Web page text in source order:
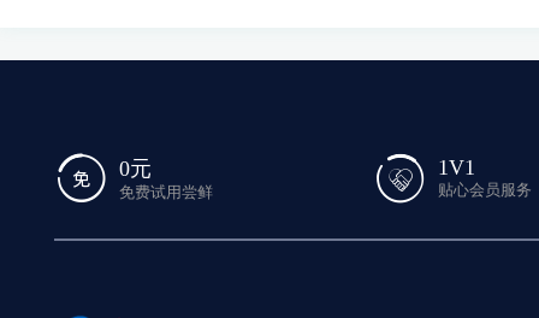
0元
免费试用尝鲜
1V1
贴心会员服务